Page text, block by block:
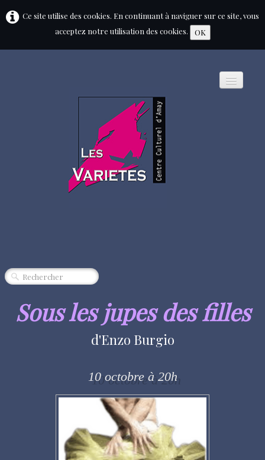
Ce site utilise des cookies. En continuant à naviguer sur ce site, vous
acceptez notre utilisation des cookies.
OK
MUSIQUE
EXPOSITION
QUI SOMMES-NOUS ?
PARTENAIRES
"RENDEZ-VOUS"
Sous les jupes des filles
d'Enzo Burgio
10 octobre à 20h